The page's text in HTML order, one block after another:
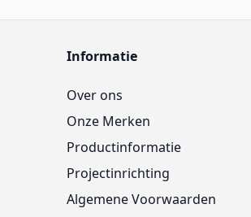
Informatie
Over ons
Onze Merken
Productinformatie
Projectinrichting
Algemene Voorwaarden